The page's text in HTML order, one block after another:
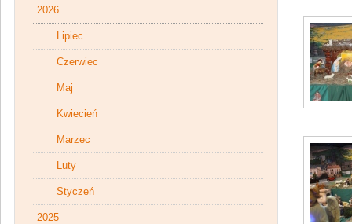
2026
Lipiec
Czerwiec
Maj
Kwiecień
Marzec
Luty
Styczeń
2025